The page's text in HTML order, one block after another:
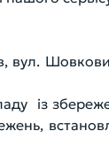
вул.
із